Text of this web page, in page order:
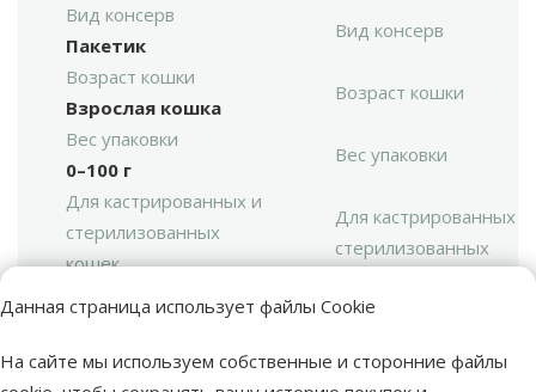
Данная страница использует файлы Cookie
На сайте мы используем собственные и сторонние файлы
Вид консерв
Пакетик
Вид консерв
Возраст кошки
Взрослая кошка
Возраст кошки
Вес упаковки
0–100 г
Вес упаковки
Для кастрированных и
стерилизованных
кошек
Для кастрированных и
стерилизованных
Цена
0,69 €